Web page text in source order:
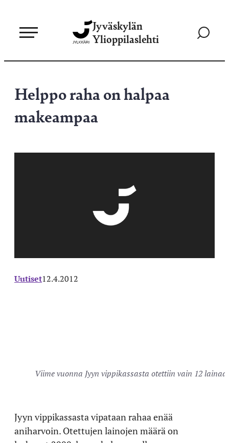
sisältöön
Jyväskylän
Ylioppilaslehti
Siirry
Helppo raha on halpaa
makeampaa
Uutiset12.4.2012
Viime vuonna Jyyn vippikassasta otettiin vain 12 lainaa.
Jyyn vippikassasta vipataan rahaa enää
aniharvoin. Otettujen lainojen määrä on